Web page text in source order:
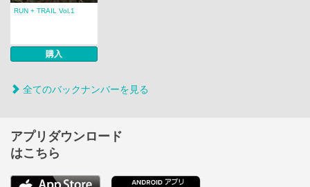
RUN + TRAIL Vol.1
購入
全てのバックナンバーを見る
アプリダウンロード
はこちら